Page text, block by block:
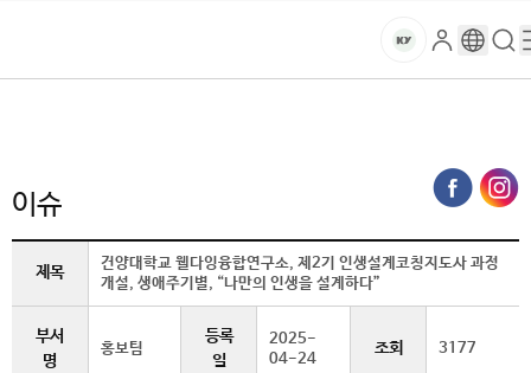
건
대
학
교
마
로
그
구
글
검
색
메
뉴
이슈
제목
건양대학교 웰다잉융합연구소, 제2기 인생설계코칭지도사 과정
개설, 생애주기별, “나만의 인생을 설계하다”
부서
명
홍보팀
등록
일
2025-
04-24
조회 3177